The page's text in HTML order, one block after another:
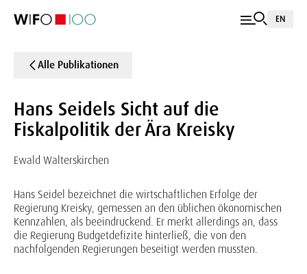
EN
Alle Publikationen
Hans Seidels Sicht auf die
Fiskalpolitik der Ära Kreisky
Ewald Walterskirchen
Hans Seidel bezeichnet die wirtschaftlichen Erfolge der
Regierung Kreisky, gemessen an den üblichen ökonomischen
Kennzahlen, als beeindruckend. Er merkt allerdings an, dass
die Regierung Budgetdefizite hinterließ, die von den
nachfolgenden Regierungen beseitigt werden mussten.